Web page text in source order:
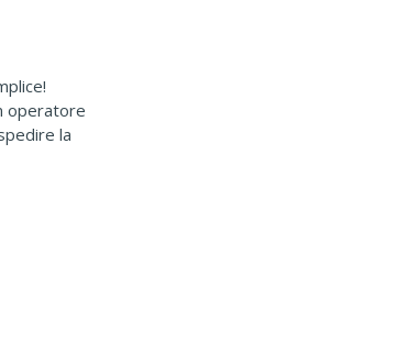
operatore
la